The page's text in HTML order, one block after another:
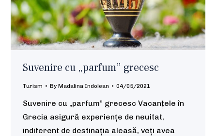
Suvenire cu „parfum” grecesc
Turism ByMadalina Indolean 04/05/2021
Suvenire cu „parfum” grecesc Vacanțele în
Grecia asigură experiențe de neuitat,
indiferent de destinația aleasă, veți avea